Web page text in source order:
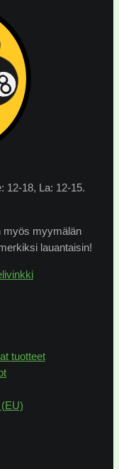
12-18, La: 12-15.
myös myymälän
lauantaisin!
tuotteet